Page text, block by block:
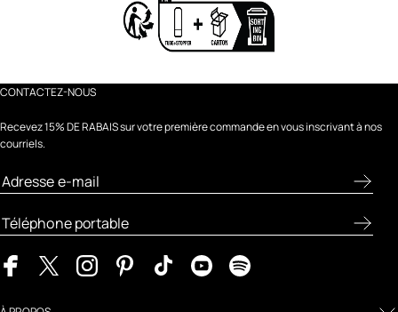
CONTACTEZ-NOUS
Recevez 15% DE RABAIS sur votre première commande en vous inscrivant à nos
courriels.